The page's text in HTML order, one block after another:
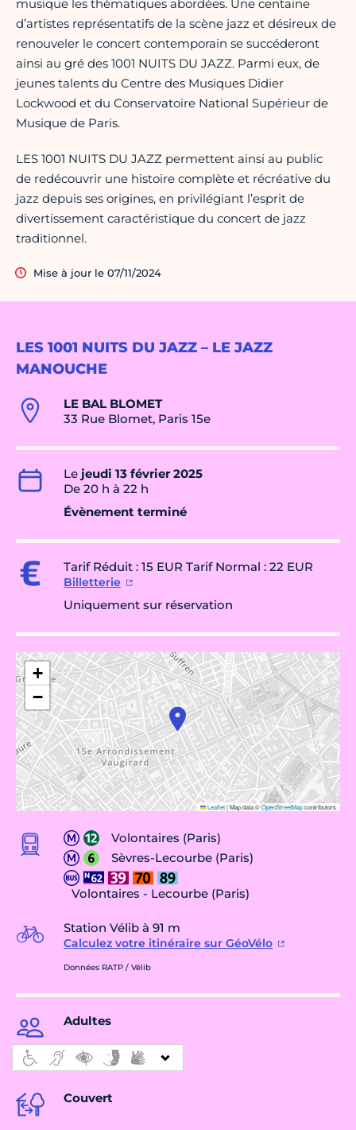
LES 1001 NUITS DU JAZZ – LE JAZZ
MANOUCHE
LE BAL BLOMET
33 Rue Blomet, Paris 15e
Le jeudi 13 février 2025
De 20 h à 22 h
Évènement terminé
Tarif Réduit : 15 EUR Tarif Normal : 22 EUR
Billetterie
Uniquement sur réservation
+
−
Leaflet|Map data ©OpenStreetMapcontributors
Volontaires (Paris)
Sèvres-Lecourbe (Paris)
Volontaires - Lecourbe (Paris)
Station Vélib à 91 m
Calculez votre itinéraire sur GéoVélo
Données RATP / Vélib
Adultes
Couvert
musique les thématiques abordées. Une centaine
d’artistes représentatifs de la scène jazz et désireux de
renouveler le concert contemporain se succéderont
ainsi au gré des 1001 NUITS DU JAZZ. Parmi eux, de
jeunes talents du Centre des Musiques Didier
Lockwood et du Conservatoire National Supérieur de
Musique de Paris.
LES 1001 NUITS DU JAZZ permettent ainsi au public
de redécouvrir une histoire complète et récréative du
jazz depuis ses origines, en privilégiant l’esprit de
divertissement caractéristique du concert de jazz
traditionnel.
Mise à jour le 07/11/2024